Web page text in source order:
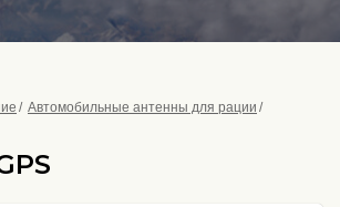
Автомобильные антенны для рации